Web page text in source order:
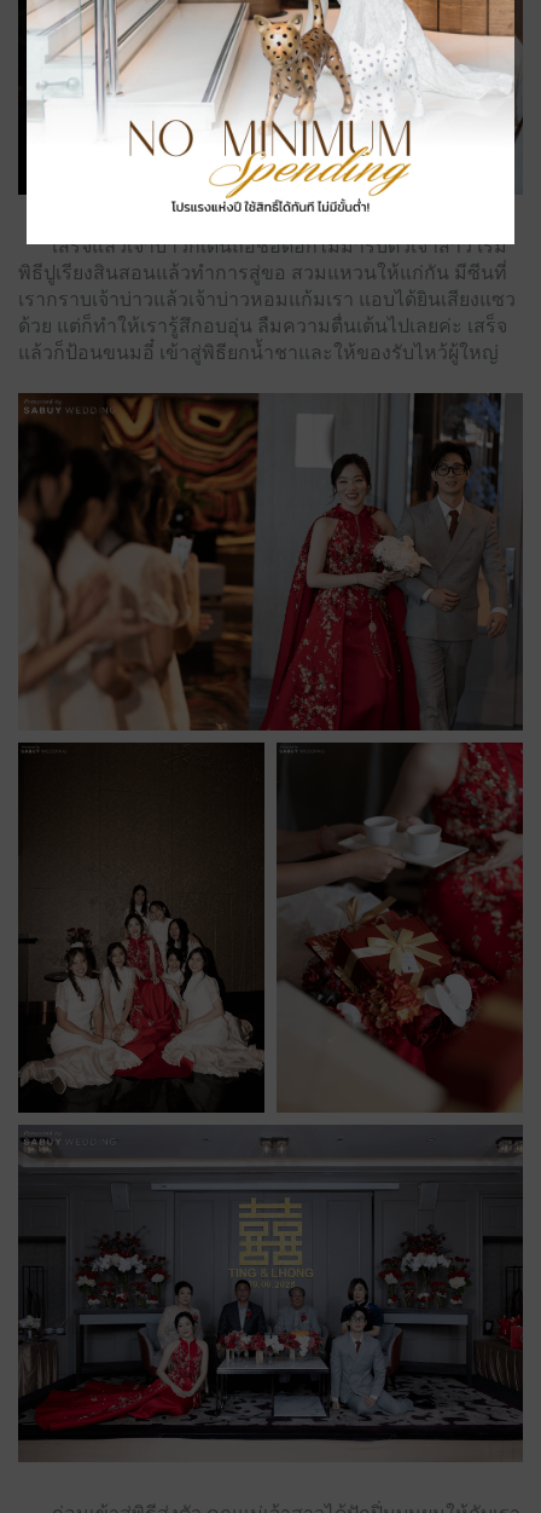
เสร็จแล้วเจ้าบ่าวก็เดินถือช่อดอกไม้มารับตัวเจ้าสาว เริ่ม
พิธีปูเรียงสินสอนแล้วทำการสู่ขอ สวมแหวนให้แก่กัน มีซีนที่
เรากราบเจ้าบ่าวแล้วเจ้าบ่าวหอมแก้มเรา แอบได้ยินเสียงแซว
ด้วย แต่ก็ทำให้เรารู้สึกอบอุ่น ลืมความตื่นเต้นไปเลยค่ะ เสร็จ
แล้วก็ป้อนขนมอี๋ เข้าสู่พิธียกน้ำชาและให้ของรับไหว้ผู้ใหญ่